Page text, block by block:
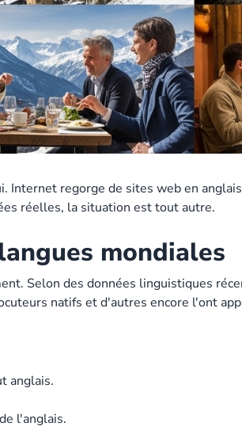
Internet regorge de sites web en
réelles, la situation est tout autre.
mondiales
Selon des données linguistiques
natifs et d'autres encore l'ont
anglais.
l'anglais.